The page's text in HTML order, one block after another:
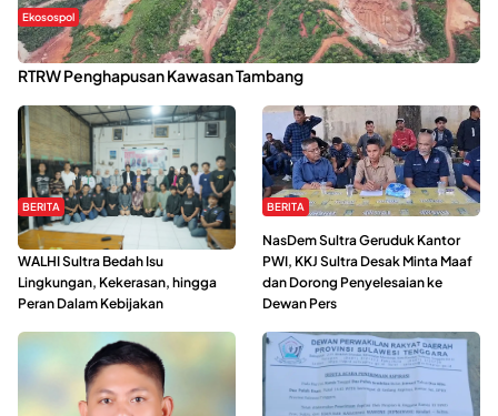
Ekosospol
Kabaena Menanti Kepastian Pemulihan Lingkungan Usai Revisi
RTRW Penghapusan Kawasan Tambang
BERITA
Refleksi Gerakan Perempuan,
WALHI Sultra Bedah Isu
Lingkungan, Kekerasan, hingga
Peran Dalam Kebijakan
BERITA
NasDem Sultra Geruduk Kantor
PWI, KKJ Sultra Desak Minta Maaf
dan Dorong Penyelesaian ke
Dewan Pers